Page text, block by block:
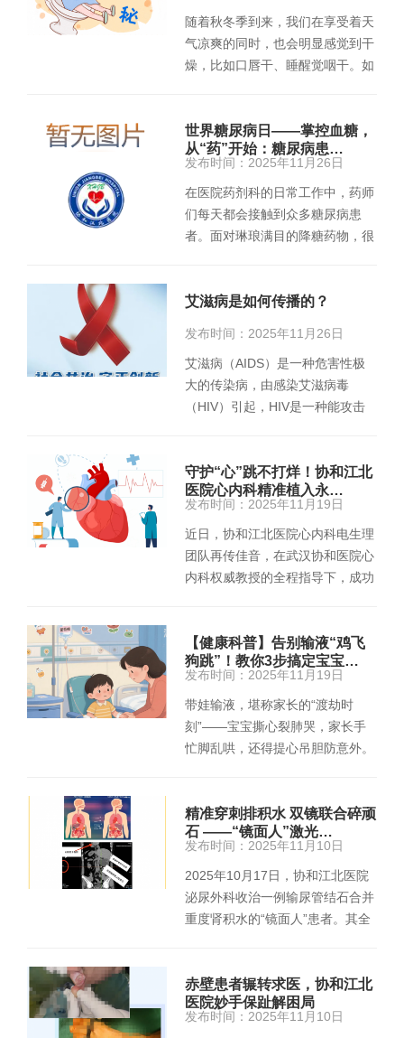
随着秋冬季到来，我们在享受着天
气凉爽的同时，也会明显感觉到干
燥，比如口唇干、睡醒觉咽干。如
世界糖尿病日——掌控血糖，
从“药”开始：糖尿病患…
发布时间：2025年11月26日
在医院药剂科的日常工作中，药师
们每天都会接触到众多糖尿病患
者。面对琳琅满目的降糖药物，很
艾滋病是如何传播的？
发布时间：2025年11月26日
艾滋病（AIDS）是一种危害性极
大的传染病，由感染艾滋病毒
（HIV）引起，HIV是一种能攻击
守护“心”跳不打烊！协和江北
医院心内科精准植入永…
发布时间：2025年11月19日
近日，协和江北医院心内科电生理
团队再传佳音，在武汉协和医院心
内科权威教授的全程指导下，成功
【健康科普】告别输液“鸡飞
狗跳”！教你3步搞定宝宝…
发布时间：2025年11月19日
带娃输液，堪称家长的“渡劫时
刻”——宝宝撕心裂肺哭，家长手
忙脚乱哄，还得提心吊胆防意外。
精准穿刺排积水 双镜联合碎顽
石 ——“镜面人”激光…
发布时间：2025年11月10日
2025年10月17日，协和江北医院
泌尿外科收治一例输尿管结石合并
重度肾积水的“镜面人”患者。其全
赤壁患者辗转求医，协和江北
医院妙手保趾解困局
发布时间：2025年11月10日